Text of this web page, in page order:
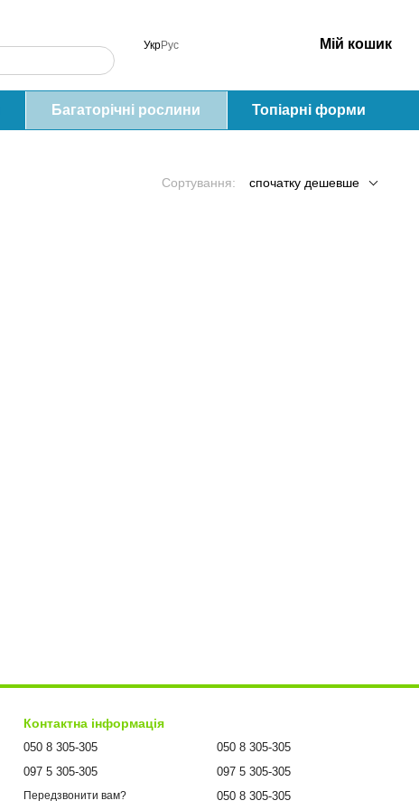
УкрРус Мій кошик
Багаторічні рослини Топіарні форми
Сортування: спочатку дешевше
Контактна інформація
050 8 305-305
097 5 305-305
Передзвонити вам?
050 8 305-305
097 5 305-305
050 8 305-305